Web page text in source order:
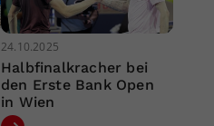
24.10.2025
Halbfinalkracher bei
den Erste Bank Open
in Wien